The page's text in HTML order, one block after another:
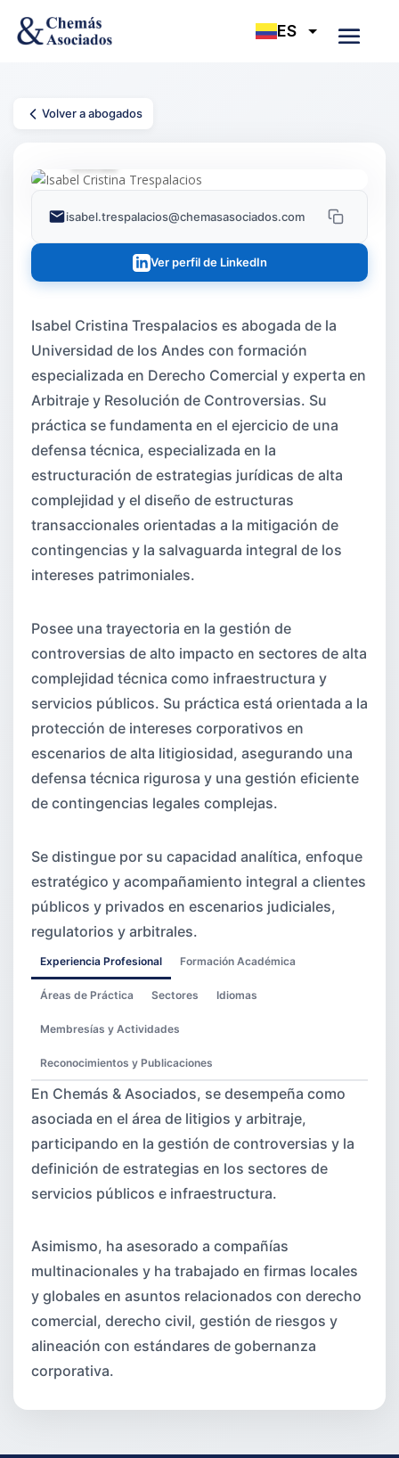
Volver a abogados
isabel.trespalacios@chemasasociados.com
Ver perfil de LinkedIn
Isabel Cristina Trespalacios es abogada de la
Universidad de los Andes con formación
especializada en Derecho Comercial y experta en
Arbitraje y Resolución de Controversias. Su
práctica se fundamenta en el ejercicio de una
defensa técnica, especializada en la
estructuración de estrategias jurídicas de alta
complejidad y el diseño de estructuras
transaccionales orientadas a la mitigación de
contingencias y la salvaguarda integral de los
intereses patrimoniales.
Posee una trayectoria en la gestión de
controversias de alto impacto en sectores de alta
complejidad técnica como infraestructura y
servicios públicos. Su práctica está orientada a la
protección de intereses corporativos en
escenarios de alta litigiosidad, asegurando una
defensa técnica rigurosa y una gestión eficiente
de contingencias legales complejas.
Se distingue por su capacidad analítica, enfoque
estratégico y acompañamiento integral a clientes
públicos y privados en escenarios judiciales,
regulatorios y arbitrales.
Experiencia Profesional Formación Académica
Áreas de Práctica Sectores Idiomas
Membresías y Actividades
Reconocimientos y Publicaciones
En Chemás & Asociados, se desempeña como
asociada en el área de litigios y arbitraje,
participando en la gestión de controversias y la
definición de estrategias en los sectores de
servicios públicos e infraestructura.
Asimismo, ha asesorado a compañías
multinacionales y ha trabajado en firmas locales
y globales en asuntos relacionados con derecho
comercial, derecho civil, gestión de riesgos y
alineación con estándares de gobernanza
corporativa.